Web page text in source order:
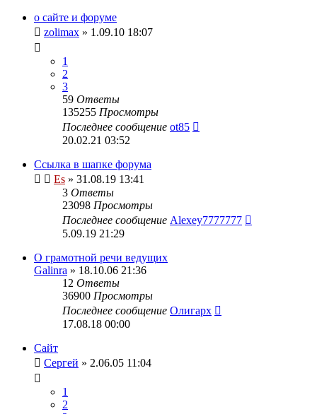
о сайте и форуме
zolimax » 1.09.10 18:07
1
2
3
59 Ответы
135255 Просмотры
Последнее сообщение ot85
20.02.21 03:52
Ссылка в шапке форума
Es » 31.08.19 13:41
3 Ответы
23098 Просмотры
Последнее сообщение Alexey7777777
5.09.19 21:29
О грамотной речи ведущих
Galinra » 18.10.06 21:36
12 Ответы
36900 Просмотры
Последнее сообщение Олигарх
17.08.18 00:00
Сайт
Сергей » 2.06.05 11:04
1
2